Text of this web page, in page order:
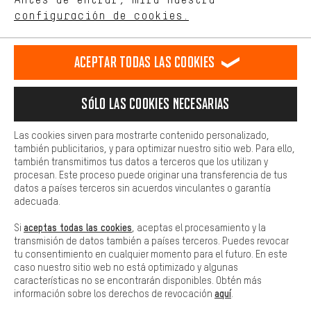
español
ES english Deutsch
RESCINDIR EL CONTRATO Comunidad de Aquisgrán
Aviso Legal Protección de datos Condiciones Generales
Plataforma de reportes Reciclaje de baterias
Configuración de las cookies Ajusta el contraste
Todos los precios indicados son en euros e sin MwSt, más
gastos de envío aEstados Unidos.
configuración de cookies.
comportamiento de compra.
Más confort
cookies de comodidad, creamos enlaces a plataformas de redes
sociales. Esto nos permite proporcionarle más contenido e
adicionales que le ayudarán a encontrar los productos adecuados.
preguntas de forma rápida y sencilla.
Básica
Las cookies básicas aseguran que puedas usar nuestro sitio web.
Aceptar todas las cookies
Sólo las cookies necesarias
Las cookies sirven para mostrarte contenido personalizado,
también publicitarios, y para optimizar nuestro sitio web. Para ello,
también transmitimos tus datos a terceros que los utilizan y
procesan. Este proceso puede originar una transferencia de tus
datos a países terceros sin acuerdos vinculantes o garantía
adecuada.
Si aceptas todas las cookies , aceptas el procesamiento y la
transmisión de datos también a países terceros. Puedes revocar
tu consentimiento en cualquier momento para el futuro. En este
caso nuestro sitio web no está optimizado y algunas
características no se encontrarán disponibles. Obtén más
información sobre los derechos de revocación aquí.